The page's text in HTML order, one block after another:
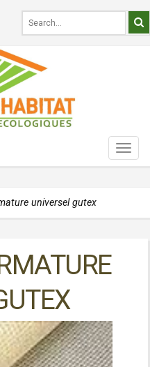
universel gutex